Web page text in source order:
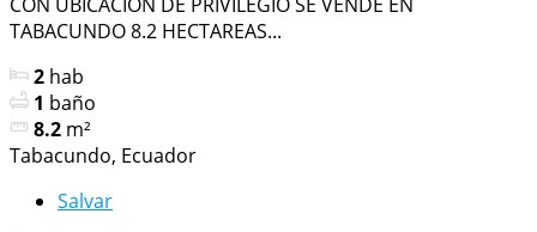
CON UBICACION DE PRIVILEGIO SE VENDE EN
TABACUNDO 8.2 HECTAREAS...
2 hab
1 baño
8.2 m²
Tabacundo, Ecuador
Salvar